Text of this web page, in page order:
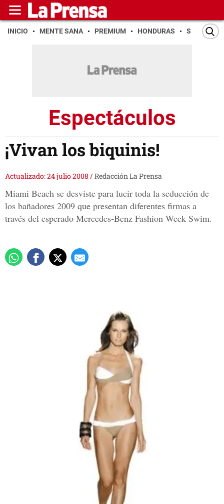
INICIO MENTE SANA PREMIUM HONDURAS SAN PEDRO
Espectáculos
¡Vivan los biquinis!
Actualizado: 24 julio 2008 /Redacción La Prensa
Miami Beach se desviste para lucir toda la seducción de
los bañadores 2009 que presentan diferentes firmas a
través del esperado Mercedes-Benz Fashion Week Swim.